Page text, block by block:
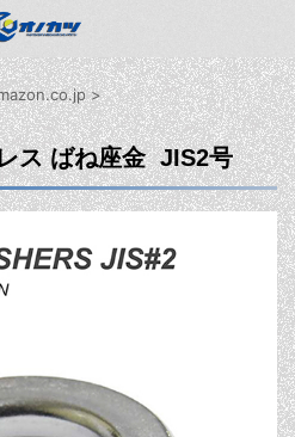
>
ス ばね座金JIS2号